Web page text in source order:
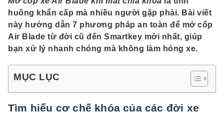
huống khẩn cấp mà nhiều người gặp phải. Bài viết
này hướng dẫn 7 phương pháp an toàn để mở cốp
Air Blade từ đời cũ đến Smartkey mới nhất, giúp
bạn xử lý nhanh chóng mà không làm hỏng xe.
MỤC LỤC
Tìm hiểu cơ chế khóa của các đời xe